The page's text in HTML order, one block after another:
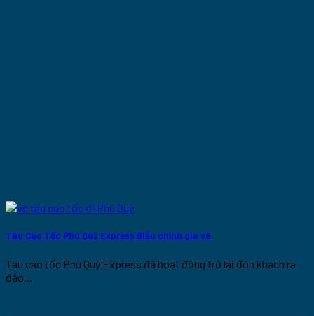
Tàu Cao Tốc Phú Quý Express điều chỉnh giá vé
Tàu cao tốc Phú Quý Express đã hoạt động trở lại đón khách ra
đảo...